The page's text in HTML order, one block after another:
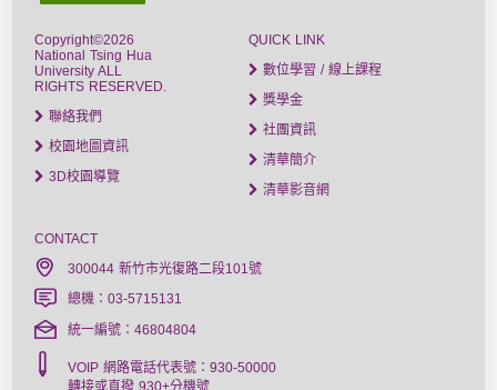
Copyright©2026
National Tsing Hua
University ALL
RIGHTS RESERVED.
聯絡我們
校園地圖資訊
3D校園導覽
QUICK LINK
數位學習 / 線上課程
獎學金
社團資訊
清華簡介
清華影音網
CONTACT
300044 新竹市光復路二段101號
總機：03-5715131
統一編號：46804804
VOIP 網路電話代表號：930-50000
轉接或直撥 930+分機號